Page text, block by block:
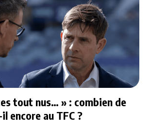
tout nus… » : combien de
encore au TFC ?